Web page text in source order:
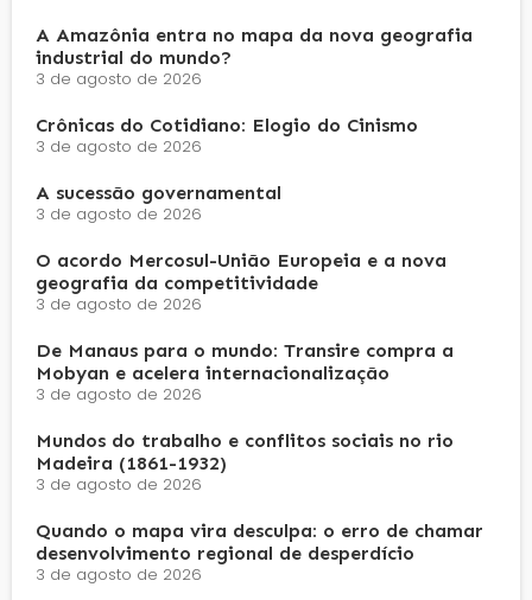
A Amazônia entra no mapa da nova geografia
industrial do mundo?
3 de agosto de 2026
Crônicas do Cotidiano: Elogio do Cinismo
3 de agosto de 2026
A sucessão governamental
3 de agosto de 2026
O acordo Mercosul-União Europeia e a nova
geografia da competitividade
3 de agosto de 2026
De Manaus para o mundo: Transire compra a
Mobyan e acelera internacionalização
3 de agosto de 2026
Mundos do trabalho e conflitos sociais no rio
Madeira (1861-1932)
3 de agosto de 2026
Quando o mapa vira desculpa: o erro de chamar
desenvolvimento regional de desperdício
3 de agosto de 2026